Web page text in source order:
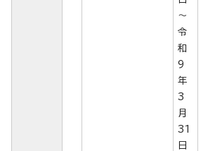
～
令
和
9
年
3
月
31
日